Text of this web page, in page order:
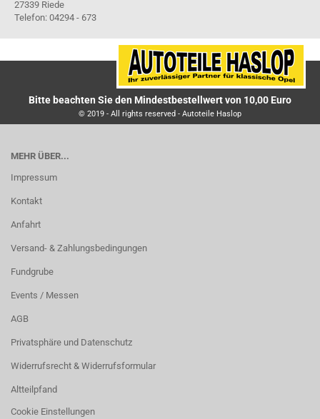
27339 Riede
Telefon: 04294 - 673
Bitte beachten Sie den Mindestbestellwert von 10,00 Euro
© 2019 - All rights reserved - Autoteile Haslop
MEHR ÜBER...
Impressum
Kontakt
Anfahrt
Versand- & Zahlungsbedingungen
Fundgrube
Events / Messen
AGB
Privatsphäre und Datenschutz
Widerrufsrecht & Widerrufsformular
Altteilpfand
Cookie Einstellungen